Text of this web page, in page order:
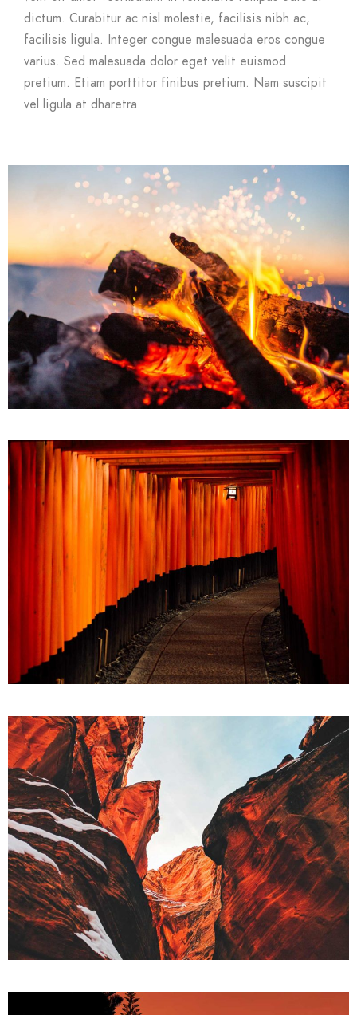
dictum. Curabitur ac nisl molestie, facilisis nibh ac,
facilisis ligula. Integer congue malesuada eros congue
varius. Sed malesuada dolor eget velit euismod
pretium. Etiam porttitor finibus pretium. Nam suscipit
vel ligula at dharetra.